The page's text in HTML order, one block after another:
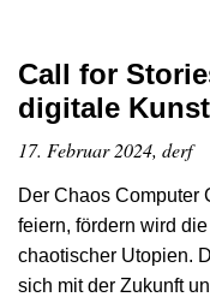
Call for
digitale Kunst
17. Februar 2024, derf
Der Chaos Computer
feiern, fördern wird
chaotischer Utopien.
sich mit der Zukunft